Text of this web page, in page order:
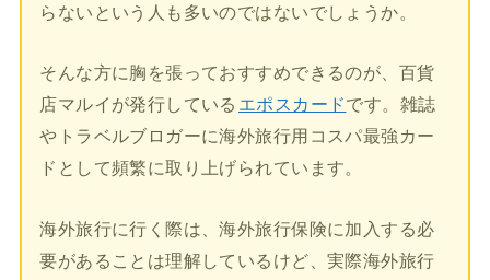
らないという人も多いのではないでしょうか。
そんな方に胸を張っておすすめできるのが、百貨
店マルイが発行している エポスカードです。雑誌
やトラベルブロガーに海外旅行用コスパ最強カー
ドとして頻繁に取り上げられています。
海外旅行に行く際は、海外旅行保険に加入する必
要があることは理解しているけど、実際海外旅行